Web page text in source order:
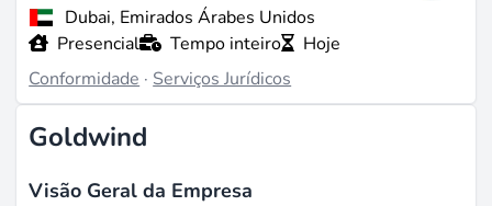
Dubai, Emirados Árabes Unidos
Presencial
Tempo inteiro
Hoje
Conformidade · Serviços Jurídicos
Goldwind
Visão Geral da Empresa